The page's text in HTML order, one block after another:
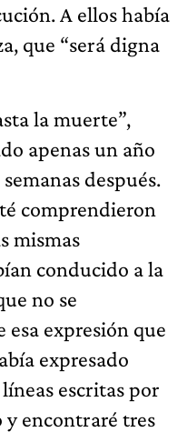
A ellos había
que “será digna
la muerte”,
apenas un año
después.
comprendieron
mismas
conducido a la
no se
expresión que
expresado
escritas por
y encontraré tres